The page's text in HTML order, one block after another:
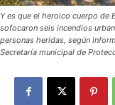
Y es que el heroico cuerpo de
sofocaron seis incendios
personas heridas, según
Secretaría municipal de